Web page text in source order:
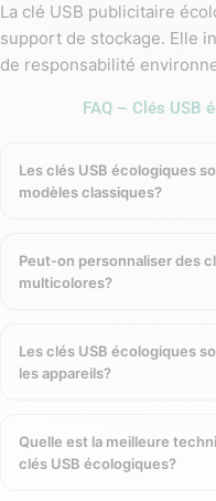
La clé USB publicitaire
support de stockage. Elle
de responsabilité
matériaux recyclés, ces
pratique et utilisé au
personnaliser ces goodies
planète. Ces supports
goodies informatiques
Associer Votre
Positives et
En offrant une clé USB
marque à des valeurs
FAQ – Clés USB
Les clés USB écologiques
modèles classiques?
Peut-on personnaliser des
multicolores?
Les clés USB écologiques
les appareils?
Quelle est la meilleure
clés USB écologiques?